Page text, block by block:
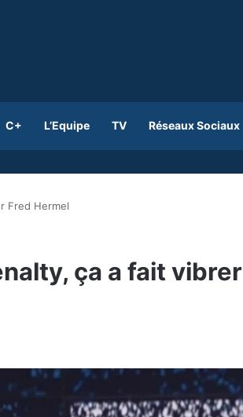
C+ L’Equipe TV Réseaux Sociaux
Fred Hermel
ça a fait vibrer